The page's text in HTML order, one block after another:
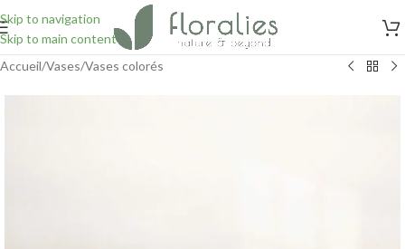
Skip to navigation
Skip to main content
Accueil/Vases/Vases colorés